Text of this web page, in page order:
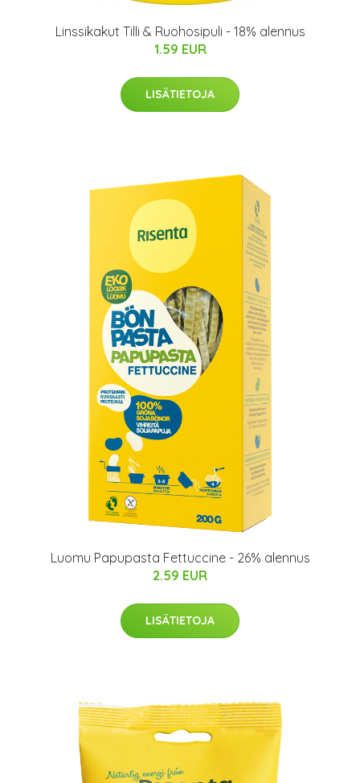
Linssikakut Tilli & Ruohosipuli - 18% alennus
1.59 EUR
LISÄTIETOJA
Luomu Papupasta Fettuccine - 26% alennus
2.59 EUR
LISÄTIETOJA